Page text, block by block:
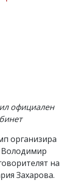
официален
организира
Володимир
на
Захарова.